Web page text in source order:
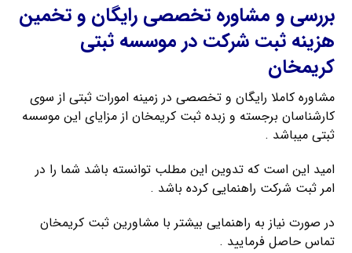
بررسی و مشاوره تخصصی رایگان و تخمین
هزینه ثبت شرکت در موسسه ثبتی
کریمخان
مشاوره کاملا رایگان و تخصصی در زمینه امورات ثبتی از سوی
کارشناسان برجسته و زبده ثبت کریمخان از مزایای این موسسه
ثبتی میباشد .
امید این است که تدوین این مطلب توانسته باشد شما را در
امر ثبت شرکت راهنمایی کرده باشد .
در صورت نیاز به راهنمایی بیشتر با مشاورین ثبت کریمخان
تماس حاصل فرمایید .